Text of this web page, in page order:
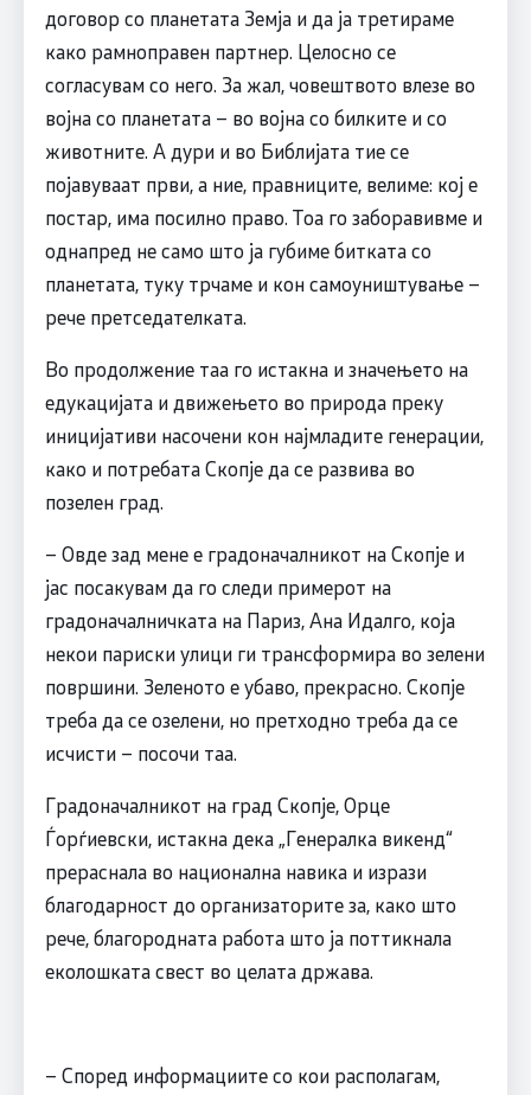
договор со планетата Земја и да ја третираме
како рамноправен партнер. Целосно се
согласувам со него. За жал, човештвото влезе во
војна со планетата – во војна со билките и со
животните. А дури и во Библијата тие се
појавуваат први, а ние, правниците, велиме: кој е
постар, има посилно право. Тоа го заборавивме и
однапред не само што ја губиме битката со
планетата, туку трчаме и кон самоуништување –
рече претседателката.
Во продолжение таа го истакна и значењето на
едукацијата и движењето во природа преку
иницијативи насочени кон најмладите генерации,
како и потребата Скопје да се развива во
позелен град.
– Овде зад мене е градоначалникот на Скопје и
јас посакувам да го следи примерот на
градоначалничката на Париз, Ана Идалго, која
некои париски улици ги трансформира во зелени
површини. Зеленото е убаво, прекрасно. Скопје
треба да се озелени, но претходно треба да се
исчисти – посочи таа.
Градоначалникот на град Скопје, Орце
Ѓорѓиевски, истакна дека „Генералка викенд“
прераснала во национална навика и изрази
благодарност до организаторите за, како што
рече, благородната работа што ја поттикнала
еколошката свест во целата држава.
– Според информациите со кои располагам,